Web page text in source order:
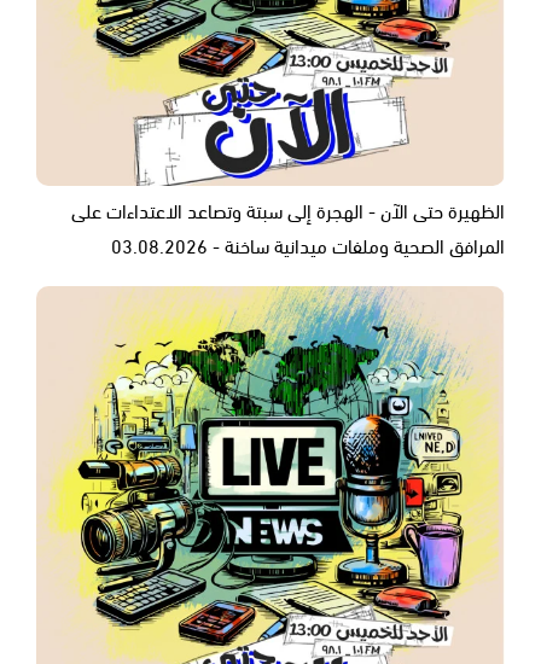
الظهيرة حتى الآن - الهجرة إلى سبتة وتصاعد الاعتداءات على
المرافق الصحية وملفات ميدانية ساخنة - 03.08.2026